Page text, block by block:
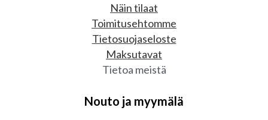
Näin tilaat
Toimitusehtomme
Tietosuojaseloste
Maksutavat
Tietoa meistä
Nouto ja myymälä